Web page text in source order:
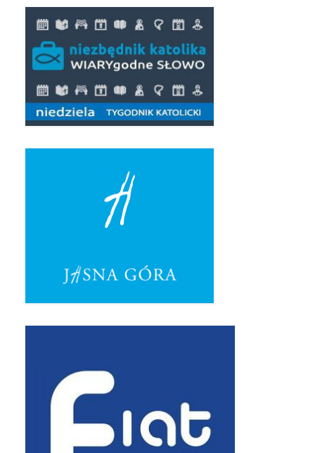
Nasza parafia z lotu ptaka
Stare fotografie
Galerie 2018
Pasterka 2018
100 lecie Niepodległości
Bal Wszystkich Świętych 2018
Triduum Św. St. Kostka 2018
Wyklętych” 2018
Galerie 2017
Imieniny kapłana
Zaprzyjaźnione strony